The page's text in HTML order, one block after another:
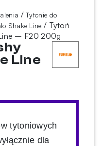
/Tytonie do
Shake Line / Tytoń
– F20 200g
Line
tytoniowych
dla